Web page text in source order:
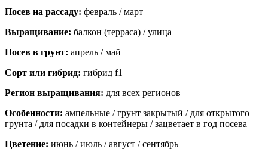
Посев на рассаду: февраль / март
Выращивание: балкон (терраса) / улица
Посев в грунт: апрель / май
Сорт или гибрид: гибрид f1
Регион выращивания: для всех регионов
Особенности: ампельные / грунт закрытый / для открытого
грунта / для посадки в контейнеры / зацветает в год посева
Цветение: июнь / июль / август / сентябрь